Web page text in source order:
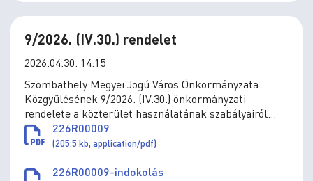
9/2026. (IV.30.) rendelet
2026.04.30. 14:15
Szombathely Megyei Jogú Város Önkormányzata
Közgyűlésének 9/2026. (IV.30.) önkormányzati
rendelete a közterület használatának szabályairól
szóló 2/2011. (I.31.) önkormányzati rendelet
módosításáról
226R00009
(205.5 kb, application/pdf)
226R00009-indokolás